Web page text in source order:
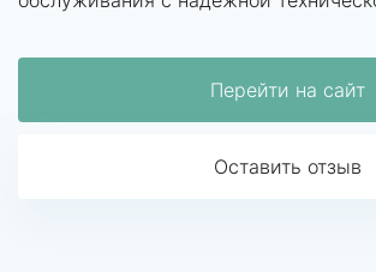
Перейти на сайт
Оставить отзыв